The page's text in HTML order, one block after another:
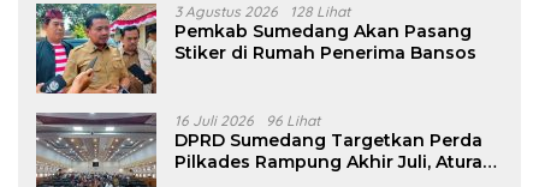
3 Agustus 2026 128 Lihat
Pemkab Sumedang Akan Pasang
Stiker di Rumah Penerima Bansos
16 Juli 2026 96 Lihat
DPRD Sumedang Targetkan Perda
Pilkades Rampung Akhir Juli, Aturan